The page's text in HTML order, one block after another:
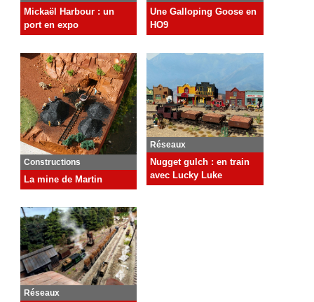
Mickaël Harbour : un
port en expo
Une Galloping Goose en
HO9
Constructions
La mine de Martin
Réseaux
Nugget gulch : en train
avec Lucky Luke
Réseaux